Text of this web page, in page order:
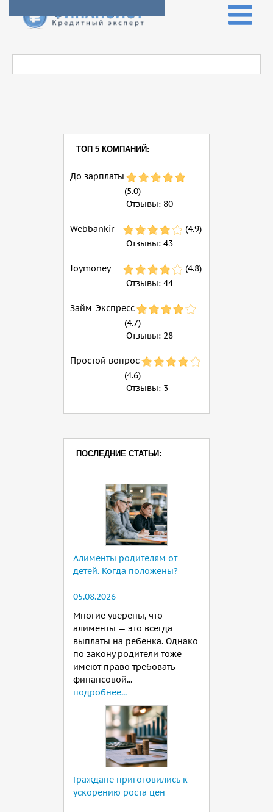
ТОП 5 КОМПАНИЙ:
До зарплаты
(5.0)
Отзывы: 80
Webbankir
(4.9)
Отзывы: 43
Joymoney
(4.8)
Отзывы: 44
Займ-Экспресс
(4.7)
Отзывы: 28
Простой вопрос
(4.6)
Отзывы: 3
ПОСЛЕДНИЕ СТАТЬИ:
Алименты родителям от
детей. Когда положены?
05.08.2026
Многие уверены, что
алименты — это всегда
выплаты на ребенка. Однако
по закону родители тоже
имеют право требовать
финансовой...
подробнее...
Граждане приготовились к
ускорению роста цен